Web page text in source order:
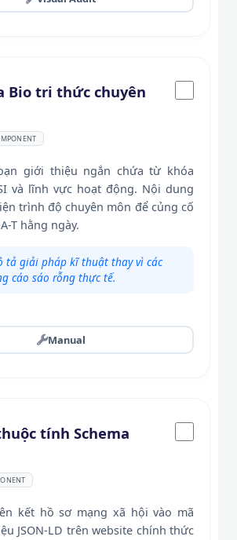
Bio tri thức chuyên
giới thiệu ngắn chứa từ khóa
và lĩnh vực hoạt động. Nội dung
trình độ chuyên môn để củng cố
T hằng ngày.
tả giải pháp kĩ thuật thay vì các
cáo sáo rỗng thực tế.
Manual
tính Schema
kết hồ sơ mạng xã hội vào mã
JSON-LD trên website chính thức